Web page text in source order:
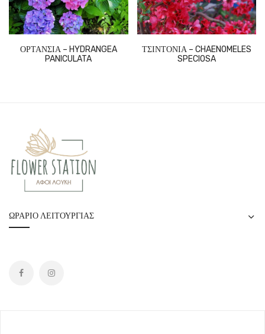
ΟΡΤΑΝΣΙΑ – HYDRANGEA
PANICULATA
ΤΣΙΝΤΟΝΙΑ – CHAENOMELES
SPECIOSA
ΩΡΆΡΙΟ ΛΕΙΤΟΥΡΓΊΑΣ